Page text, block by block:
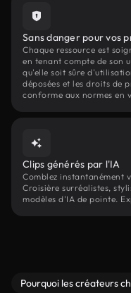
Sans danger pour vos
Chaque ressource est
en tenant compte de son
qu'elle soit sûre
déposées et les droits de
conforme aux normes en
Clips générés par l'IA
Comblez instantanément
Croisière surréalistes,
modèles d'IA de pointe.
Pourquoi les créateurs